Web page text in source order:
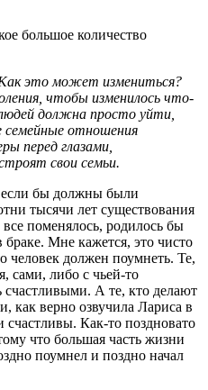
большое количество
это может измениться?
чтобы изменилось что-
должна просто уйти,
семейные отношения
перед глазами,
свои семьи.
бы должны были
тысячи лет существования
поменялось, родилось бы
Мне кажется, это чисто
человек должен поумнеть. Те,
сами, либо с чьей-то
А те, кто делают
как верно озвучила Лариса в
счастливы. Как-то поздновато
что большая часть жизни
поумнел и поздно начал